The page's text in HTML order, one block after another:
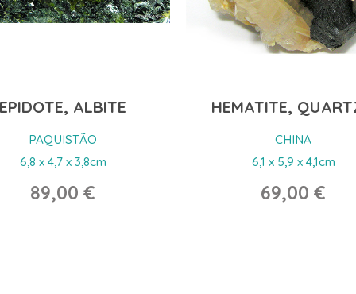
QUARTZO
CHINA
6,1 x 5,9 x 4,1cm
69,00 €
CAVANSITE,
ÍNDIA
5,0 x 2,5 x 2,0cm
290,00 €